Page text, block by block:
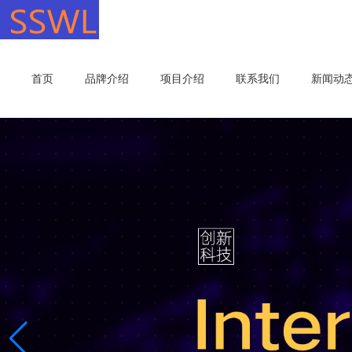
首页 品牌介绍 项目介绍 联系我们 新闻动